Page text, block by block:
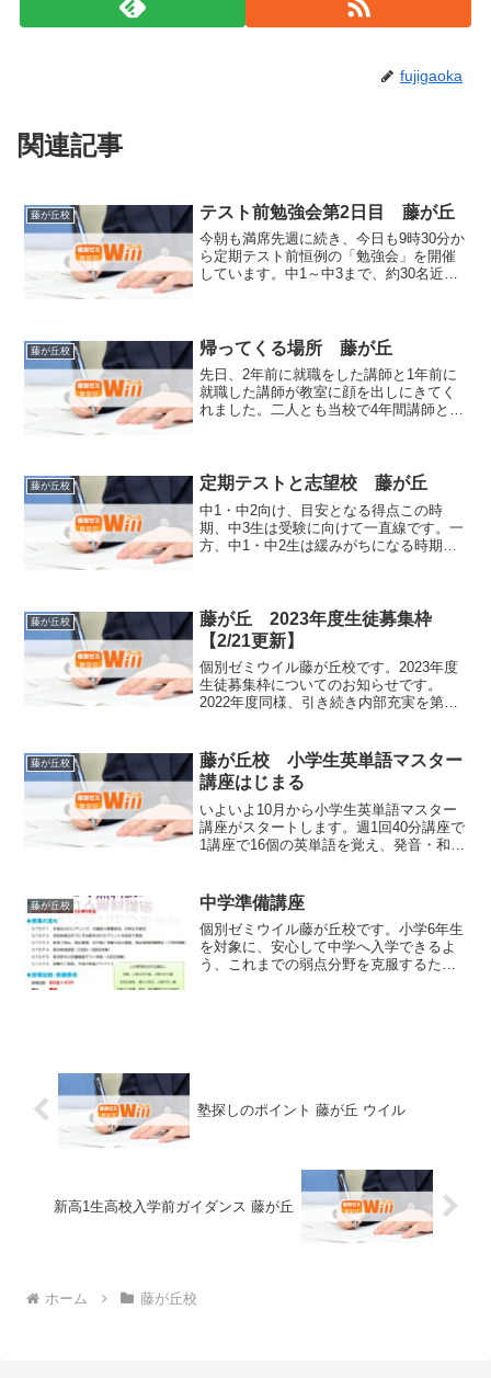
fujigaoka
関連記事
藤が丘校 テスト前勉強会第2日目 藤が丘
今朝も満席先週に続き、今日も9時30分か
ら定期テスト前恒例の「勉強会」を開催
しています。中1～中3まで、約30名近く
期テスト前でテ...
藤が丘校 帰ってくる場所 藤が丘
先日、2年前に就職をした講師と1年前に
就職した講師が教室に顔を出しにきてく
れました。二人とも当校で4年間講師とし
場や仕事の話をしてい...
藤が丘校 定期テストと志望校 藤が丘
中1・中2向け、目安となる得点この時
期、中3生は受験に向けて一直線です。一
方、中1・中2生は緩みがちになる時期で
立ち位置を確認...
藤が丘校
藤が丘 2023年度生徒募集枠
【2/21更新】
個別ゼミウイル藤が丘校です。2023年度
生徒募集枠についてのお知らせです。
2022年度同様、引き続き内部充実を第一
（2/21時点）受付期間：各学年定員にな
り次第、受付終了新...
藤が丘校
藤が丘校 小学生英単語マスター
講座はじまる
いよいよ10月から小学生英単語マスター
講座がスタートします。週1回40分講座で
1講座で16個の英単語を覚え、発音・和
語をマスターすることがこの講座の目標
です。所々で...
藤が丘校 中学準備講座
個別ゼミウイル藤が丘校です。小学6年生
を対象に、安心して中学へ入学できるよ
う、これまでの弱点分野を克服するため
塾探しのポイント 藤が丘 ウイル
新高1生高校入学前ガイダンス 藤が丘
ホーム 藤が丘校